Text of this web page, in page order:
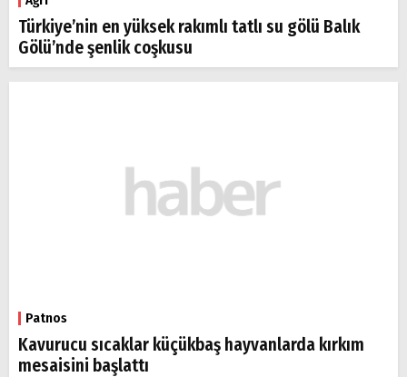
Türkiye’nin en yüksek rakımlı tatlı su gölü Balık
Gölü’nde şenlik coşkusu
Patnos
Kavurucu sıcaklar küçükbaş hayvanlarda kırkım
mesaisini başlattı